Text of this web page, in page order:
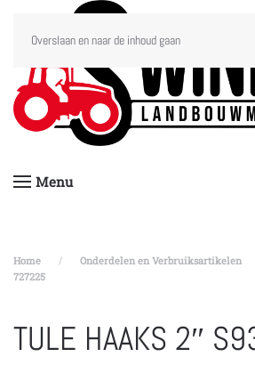
Overslaan en naar de inhoud gaan
Menu
Home Onderdelen en Verbruiksartikelen
727225
TULE HAAKS 2″